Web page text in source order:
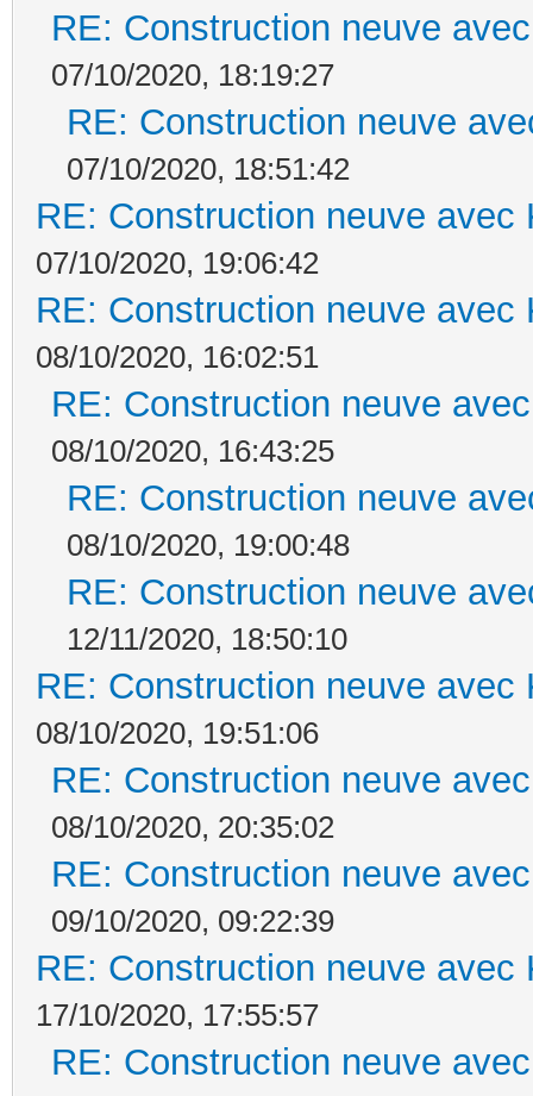
RE: Construction neuve
07/10/2020, 18:19:27
RE: Construction neuve
07/10/2020, 18:51:42
RE: Construction neuve avec
07/10/2020, 19:06:42
RE: Construction neuve avec
08/10/2020, 16:02:51
RE: Construction neuve
08/10/2020, 16:43:25
RE: Construction neuve
08/10/2020, 19:00:48
RE: Construction neuve
12/11/2020, 18:50:10
RE: Construction neuve avec
08/10/2020, 19:51:06
RE: Construction neuve
08/10/2020, 20:35:02
RE: Construction neuve
09/10/2020, 09:22:39
RE: Construction neuve avec
17/10/2020, 17:55:57
RE: Construction neuve